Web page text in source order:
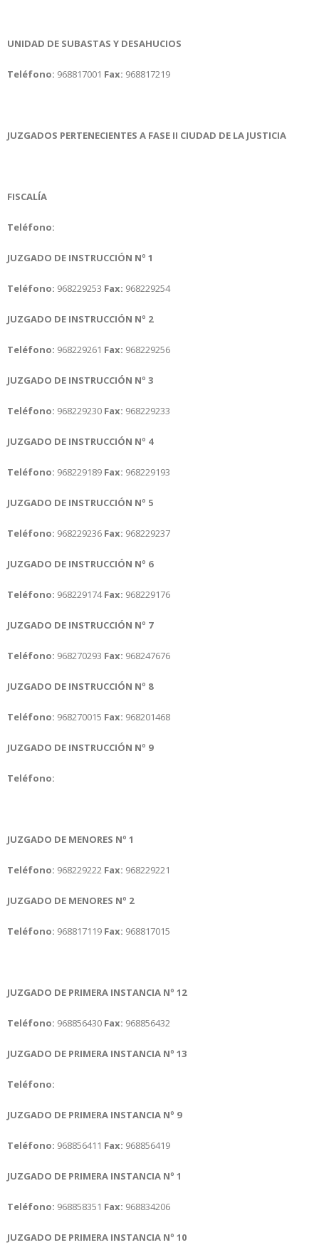
UNIDAD DE SUBASTAS Y DESAHUCIOS
Teléfono: 968817001 Fax: 968817219
JUZGADOS PERTENECIENTES A FASE II CIUDAD DE LA JUSTICIA
FISCALÍA
Teléfono:
JUZGADO DE INSTRUCCIÓN Nº 1
Teléfono: 968229253 Fax: 968229254
JUZGADO DE INSTRUCCIÓN Nº 2
Teléfono: 968229261 Fax: 968229256
JUZGADO DE INSTRUCCIÓN Nº 3
Teléfono: 968229230 Fax: 968229233
JUZGADO DE INSTRUCCIÓN Nº 4
Teléfono: 968229189 Fax: 968229193
JUZGADO DE INSTRUCCIÓN Nº 5
Teléfono: 968229236 Fax: 968229237
JUZGADO DE INSTRUCCIÓN Nº 6
Teléfono: 968229174Fax: 968229176
JUZGADO DE INSTRUCCIÓN Nº 7
Teléfono: 968270293 Fax: 968247676
JUZGADO DE INSTRUCCIÓN Nº 8
Teléfono: 968270015 Fax: 968201468
JUZGADO DE INSTRUCCIÓN Nº 9
Teléfono:
JUZGADO DE MENORES Nº 1
Teléfono: 968229222 Fax: 968229221
JUZGADO DE MENORES Nº 2
Teléfono: 968817119 Fax: 968817015
JUZGADO DE PRIMERA INSTANCIA Nº 12
Teléfono: 968856430 Fax: 968856432
JUZGADO DE PRIMERA INSTANCIA Nº 13
Teléfono:
JUZGADO DE PRIMERA INSTANCIA Nº 9
Teléfono: 968856411 Fax: 968856419
JUZGADO DE PRIMERA INSTANCIA Nº 1
Teléfono: 968858351 Fax: 968834206
JUZGADO DE PRIMERA INSTANCIA Nº 10